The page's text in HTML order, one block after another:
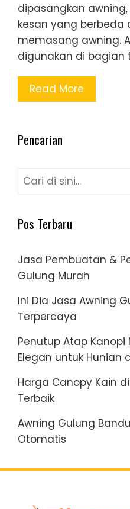
dipasangkan
kesan yang
memasang awning.
digunakan di bagian
Read More
Pencarian
Cari
Pos Terbaru
Jasa Pembuatan &
Gulung Murah
Ini Dia Jasa Awning
Terpercaya
Penutup Atap Kanopi
Elegan untuk Hunian
Harga Canopy Kain
Terbaik
Awning Gulung
Otomatis